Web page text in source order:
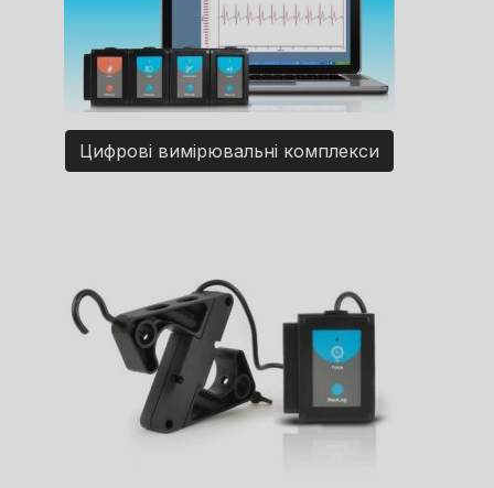
Цифрові вимірювальні комплекси